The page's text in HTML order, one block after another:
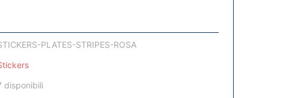
PLATES-STRIPES-ROSA
disponibili